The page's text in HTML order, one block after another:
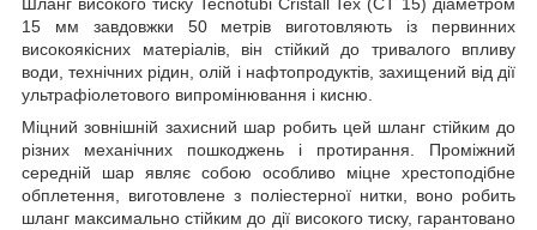
Шланг високого тиску Tecnotubi Cristall Tex (CT 15) діаметром
15 мм завдовжки 50 метрів виготовляють із первинних
високоякісних матеріалів, він стійкий до тривалого впливу
води, технічних рідин, олій і нафтопродуктів, захищений від дії
ультрафіолетового випромінювання і кисню.
Міцний зовнішній захисний шар робить цей шланг стійким до
різних механічних пошкоджень і протирання. Проміжний
середній шар являє собою особливо міцне хрестоподібне
обплетення, виготовлене з поліестерної нитки, воно робить
шланг максимально стійким до дії високого тиску, гарантовано